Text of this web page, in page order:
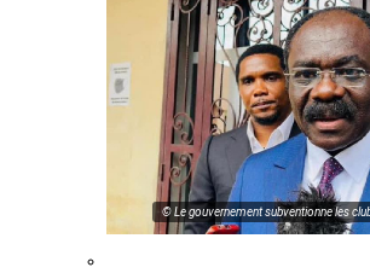
© Le gouvernement subventionne les